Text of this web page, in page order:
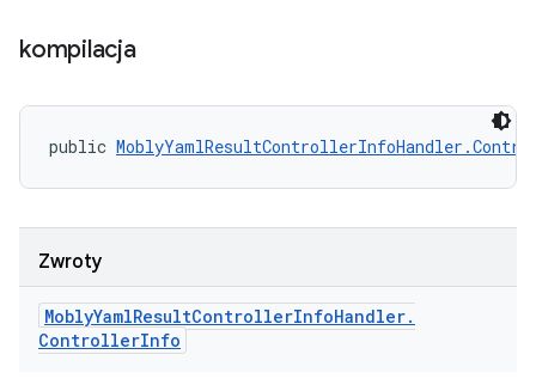
kompilacja
public
Zwroty
MoblyYamlResultControllerInfoHandler.
ControllerInfo